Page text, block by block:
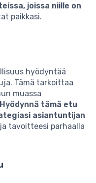
joissa niille on
paikkasi.
hyödyntää
Tämä tarkoittaa
muassa
Hyödynnä tämä etu
asiantuntijan
tavoitteesi parhaalla